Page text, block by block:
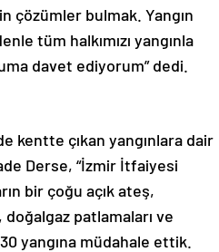
çözümler bulmak. Yangın
tüm halkımızı yangınla
davet ediyorum” dedi.
kentte çıkan yangınlara dair
Derse, “İzmir İtfaiyesi
bir çoğu açık ateş,
doğalgaz patlamaları ve
yangına müdahale ettik.